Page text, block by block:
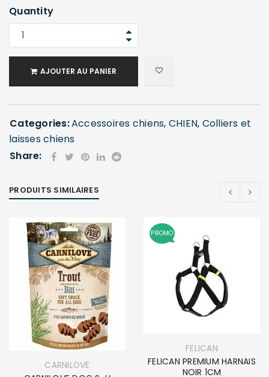
Quantity
AJOUTER AU PANIER
Categories:Accessoires chiens, CHIEN, Colliers et
laisses chiens
Share:
PRODUITS SIMILAIRES
CARNILOVE
PROMO
FELICAN
FELICAN PREMIUM HARNAIS
NOIR 1CM